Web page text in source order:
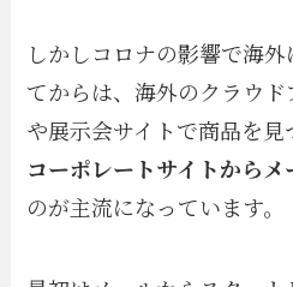
しかしコロナの影響で海
てからは、海外のクラウド
や展示会サイトで商品を見
コーポレートサイトからメ
のが主流になっています。